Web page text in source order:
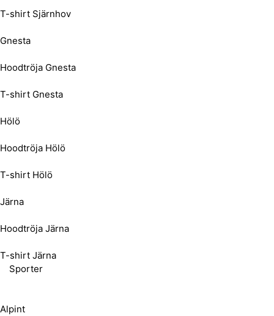
T-shirt Sjärnhov
Gnesta
Hoodtröja Gnesta
T-shirt Gnesta
Hölö
Hoodtröja Hölö
T-shirt Hölö
Järna
Hoodtröja Järna
T-shirt Järna
Sporter
Alpint